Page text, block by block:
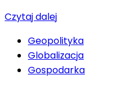
Czytaj dalej
Geopolityka
Globalizacja
Gospodarka